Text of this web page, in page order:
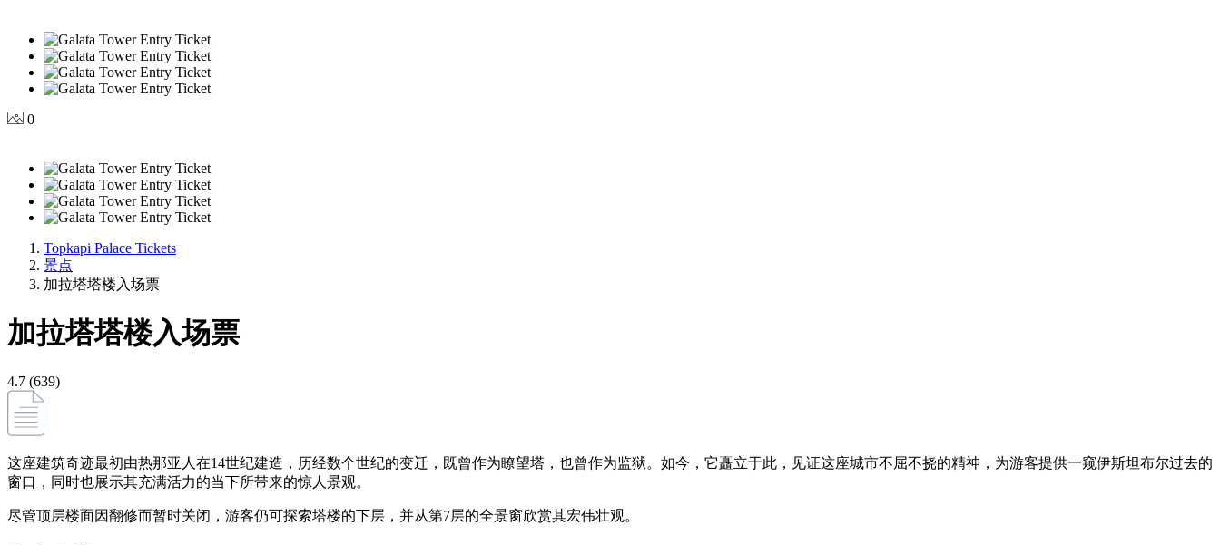
0
Topkapi Palace Tickets
景点
加拉塔塔楼入场票
加拉塔塔楼入场票
4.7 (639)
这座建筑奇迹最初由热那亚人在14世纪建造，历经数个世纪的变迁，既曾作为瞭望塔，也曾作为监狱。如今，它矗立于此，见证这座城市不屈不挠的精神，为游客提供一窥伊斯坦布尔过去的
窗口，同时也展示其充满活力的当下所带来的惊人景观。
尽管顶层楼面因翻修而暂时关闭，游客仍可探索塔楼的下层，并从第7层的全景窗欣赏其宏伟壮观。